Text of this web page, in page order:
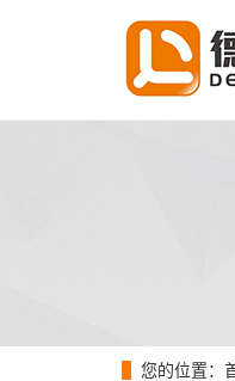
您的位置：